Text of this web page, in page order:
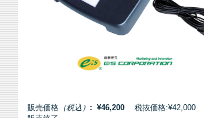
販売価格 （税込） : ¥46,200 税抜価格:¥42,000